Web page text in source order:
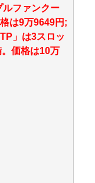
ファンクー
は9万9649円;
」は3スロッ
。価格は10万